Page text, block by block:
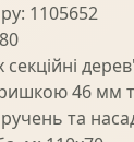
1105652
46 мм
та